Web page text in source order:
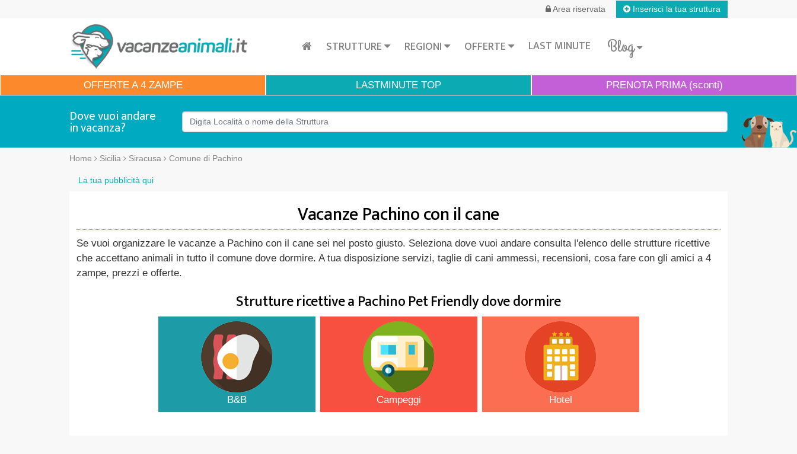
Area riservata Inserisci la tua struttura
STRUTTURE REGIONI OFFERTE LAST MINUTE Blog
OFFERTEA 4 ZAMPE LASTMINUTE TOP PRENOTAPRIMA (sconti)
Dove vuoi andare
in vacanza?
Home Sicilia Siracusa Comune di Pachino
La tua pubblicità qui
Vacanze Pachino con il cane
Se vuoi organizzare le vacanze a Pachino con il cane sei nel posto giusto. Seleziona dove vuoi andare consulta l'elenco delle strutture ricettive
che accettano animali in tutto il comune dove dormire. A tua disposizione servizi, taglie di cani ammessi, recensioni, cosa fare con gli amici a 4
zampe, prezzi e offerte.
Strutture ricettive a Pachino Pet Friendly dove dormire
B&B Campeggi Hotel